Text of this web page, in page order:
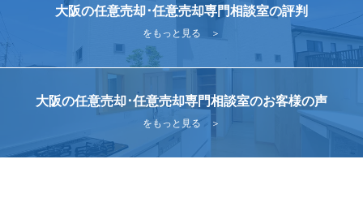
大阪の任意売却･任意売却専門相談室の評判
をもっと見る ＞
大阪の任意売却･任意売却専門相談室のお客様の声
をもっと見る ＞